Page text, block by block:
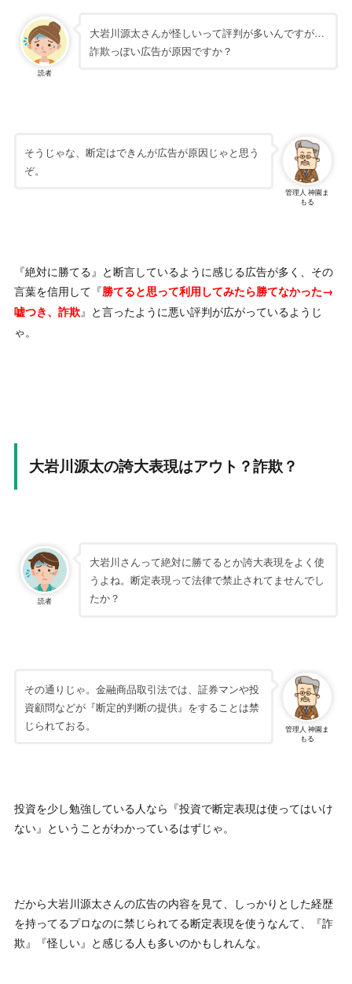
読者
大岩川源太さんが怪しいって評判が多いんですが…
詐欺っぽい広告が原因ですか？
管理人 神園ま
もる
そうじゃな、断定はできんが広告が原因じゃと思う
ぞ。
『絶対に勝てる』と断言しているように感じる広告が多く、その
言葉を信用して『勝てると思って利用してみたら勝てなかった→
嘘つき、詐欺』と言ったように悪い評判が広がっているようじ
ゃ。
大岩川源太の誇大表現はアウト？詐欺？
読者
大岩川さんって絶対に勝てるとか誇大表現をよく使
うよね。断定表現って法律で禁止されてませんでし
たか？
管理人 神園ま
もる
その通りじゃ。金融商品取引法では、証券マンや投
資顧問などが『断定的判断の提供』をすることは禁
じられておる。
投資を少し勉強している人なら『投資で断定表現は使ってはいけ
ない』ということがわかっているはずじゃ。
だから大岩川源太さんの広告の内容を見て、しっかりとした経歴
を持ってるプロなのに禁じられてる断定表現を使うなんて、『詐
欺』『怪しい』と感じる人も多いのかもしれんな。